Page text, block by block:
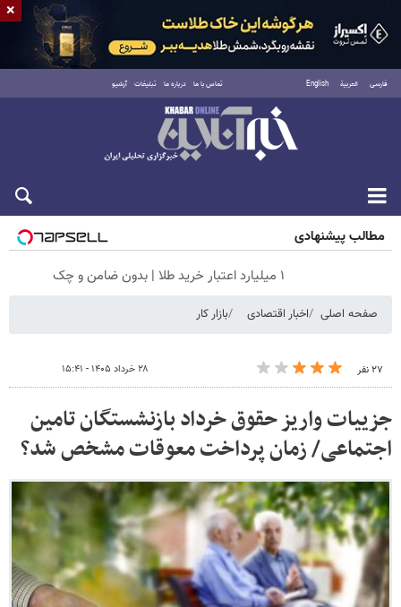
فارسی العربية English تماس با ما درباره ما تبلیغات آرشیو
جمعه ۱۶ مرداد ۱۴۰۵
مطالب پیشنهادی
۱ میلیارد اعتبار خرید طلا | بدون ضامن و چک
صفحه اصلی اخبار اقتصادی بازار کار
۲۷ نفر ۲۸ خرداد ۱۴۰۵ - ۱۵:۴۱
جزییات واریز حقوق خرداد بازنشستگان تامین
اجتماعی/ زمان پرداخت معوقات مشخص شد؟
×